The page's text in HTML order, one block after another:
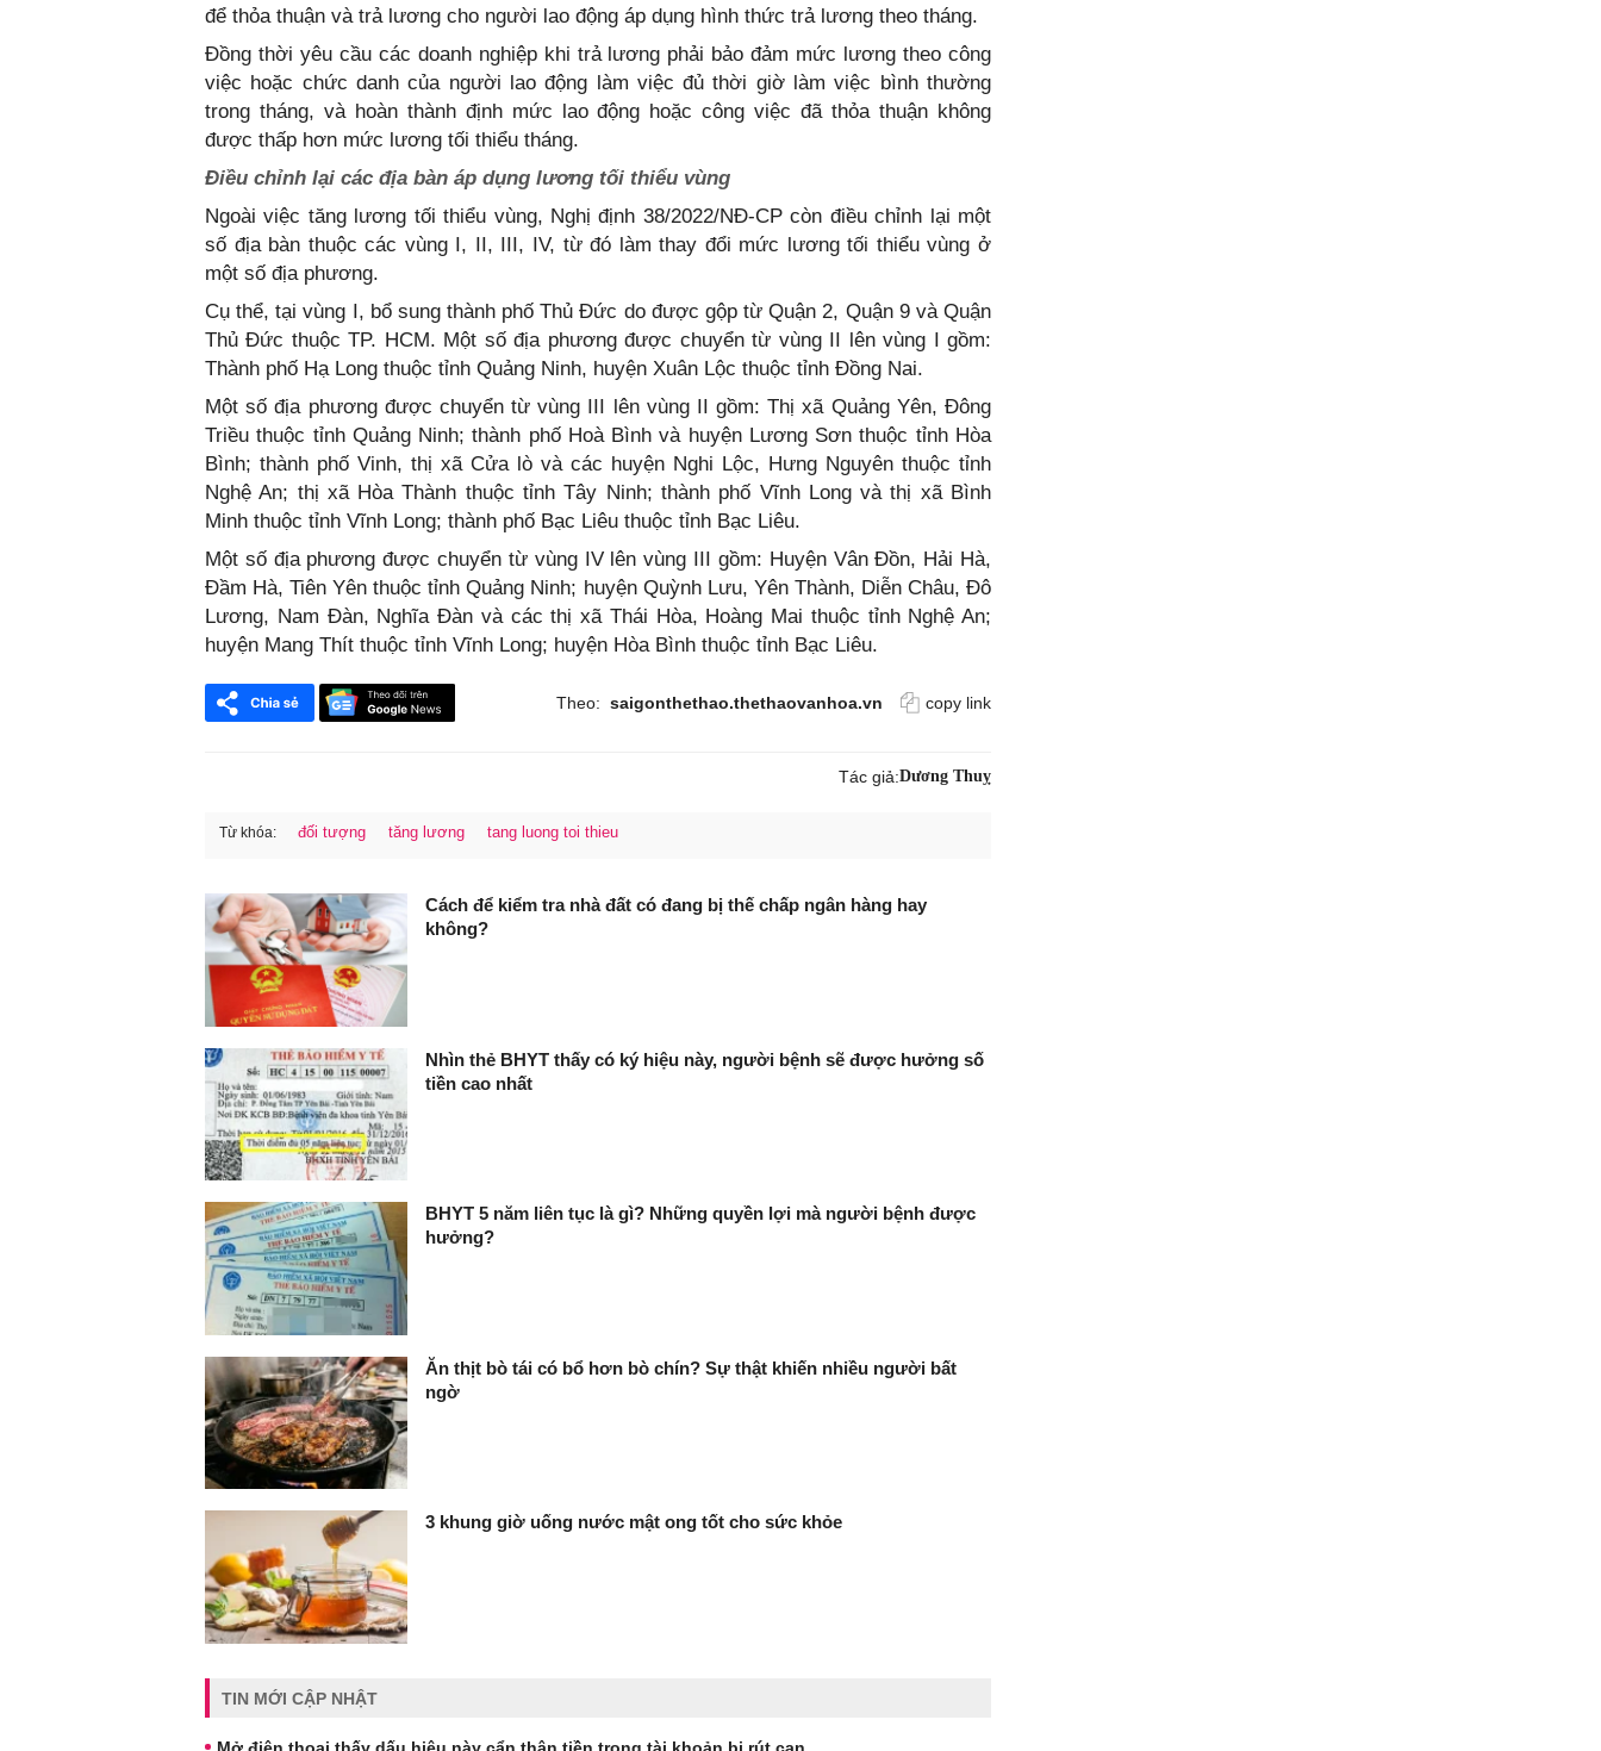
để thỏa thuận và trả lương cho người lao động áp dụng hình thức trả lương theo tháng.
Đồng thời yêu cầu các doanh nghiệp khi trả lương phải bảo đảm mức lương theo công
việc hoặc chức danh của người lao động làm việc đủ thời giờ làm việc bình thường
trong tháng, và hoàn thành định mức lao động hoặc công việc đã thỏa thuận không
được thấp hơn mức lương tối thiểu tháng.
Điều chỉnh lại các địa bàn áp dụng lương tối thiểu vùng
Ngoài việc tăng lương tối thiểu vùng, Nghị định 38/2022/NĐ-CP còn điều chỉnh lại một
số địa bàn thuộc các vùng I, II, III, IV, từ đó làm thay đổi mức lương tối thiểu vùng ở
một số địa phương.
Cụ thể, tại vùng I, bổ sung thành phố Thủ Đức do được gộp từ Quận 2, Quận 9 và Quận
Thủ Đức thuộc TP. HCM. Một số địa phương được chuyển từ vùng II lên vùng I gồm:
Thành phố Hạ Long thuộc tỉnh Quảng Ninh, huyện Xuân Lộc thuộc tỉnh Đồng Nai.
Một số địa phương được chuyển từ vùng III lên vùng II gồm: Thị xã Quảng Yên, Đông
Triều thuộc tỉnh Quảng Ninh; thành phố Hoà Bình và huyện Lương Sơn thuộc tỉnh Hòa
Bình; thành phố Vinh, thị xã Cửa lò và các huyện Nghi Lộc, Hưng Nguyên thuộc tỉnh
Nghệ An; thị xã Hòa Thành thuộc tỉnh Tây Ninh; thành phố Vĩnh Long và thị xã Bình
Minh thuộc tỉnh Vĩnh Long; thành phố Bạc Liêu thuộc tỉnh Bạc Liêu.
Một số địa phương được chuyển từ vùng IV lên vùng III gồm: Huyện Vân Đồn, Hải Hà,
Đầm Hà, Tiên Yên thuộc tỉnh Quảng Ninh; huyện Quỳnh Lưu, Yên Thành, Diễn Châu, Đô
Lương, Nam Đàn, Nghĩa Đàn và các thị xã Thái Hòa, Hoàng Mai thuộc tỉnh Nghệ An;
huyện Mang Thít thuộc tỉnh Vĩnh Long; huyện Hòa Bình thuộc tỉnh Bạc Liêu.
Theo: saigonthethao.thethaovanhoa.vn copy link
Tác giả:Dương Thuỵ
Từ khóa: đối tượng tăng lương tang luong toi thieu
Cách để kiểm tra nhà đất có đang bị thế chấp ngân hàng hay
không?
Nhìn thẻ BHYT thấy có ký hiệu này, người bệnh sẽ được hưởng số
tiền cao nhất
BHYT 5 năm liên tục là gì? Những quyền lợi mà người bệnh được
hưởng?
Ăn thịt bò tái có bổ hơn bò chín? Sự thật khiến nhiều người bất
ngờ
3 khung giờ uống nước mật ong tốt cho sức khỏe
TIN MỚI CẬP NHẬT